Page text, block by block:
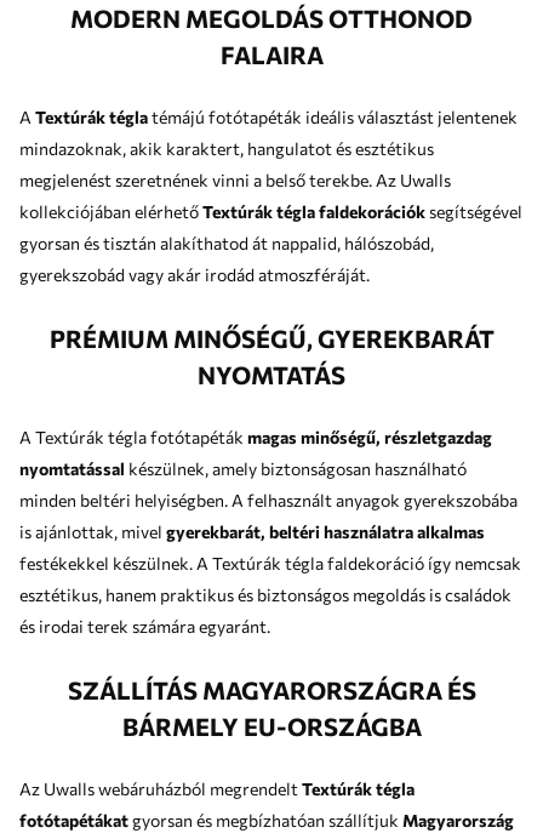
MODERN MEGOLDÁS OTTHONOD
FALAIRA
A Textúrák téglatémájú fotótapéták ideális választást jelentenek
mindazoknak, akik karaktert, hangulatot és esztétikus
megjelenést szeretnének vinni a belső terekbe. Az Uwalls
kollekciójában elérhetőTextúrák tégla faldekorációk segítségével
gyorsan és tisztán alakíthatod át nappalid, hálószobád,
gyerekszobád vagy akár irodád atmoszféráját.
PRÉMIUM MINŐSÉGŰ, GYEREKBARÁT
NYOMTATÁS
A Textúrák tégla fotótapéták magas minőségű, részletgazdag
nyomtatással készülnek, amely biztonságosan használható
minden beltéri helyiségben. A felhasznált anyagok gyerekszobába
is ajánlottak, mivel gyerekbarát, beltéri használatra alkalmas
festékekkel készülnek. A Textúrák tégla faldekoráció így nemcsak
esztétikus, hanem praktikus és biztonságos megoldás is családok
és irodai terek számára egyaránt.
SZÁLLÍTÁS MAGYARORSZÁGRA ÉS
BÁRMELY EU-ORSZÁGBA
Az Uwalls webáruházból megrendeltTextúrák tégla
fotótapétákatgyorsan és megbízhatóan szállítjuk Magyarország